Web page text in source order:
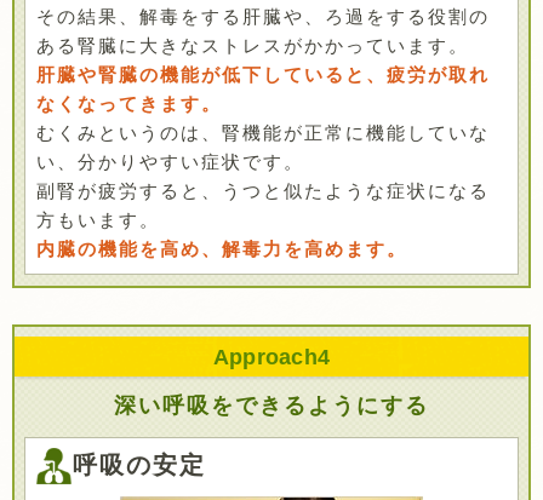
その結果、解毒をする肝臓や、ろ過をする役割の
ある腎臓に大きなストレスがかかっています。
肝臓や腎臓の機能が低下していると、疲労が取れ
なくなってきます。
むくみというのは、腎機能が正常に機能していな
い、分かりやすい症状です。
副腎が疲労すると、うつと似たような症状になる
方もいます。
内臓の機能を高め、解毒力を高めます。
Approach4
深い呼吸をできるようにする
呼吸の安定